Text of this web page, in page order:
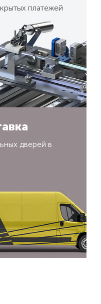
платежей
дверей в